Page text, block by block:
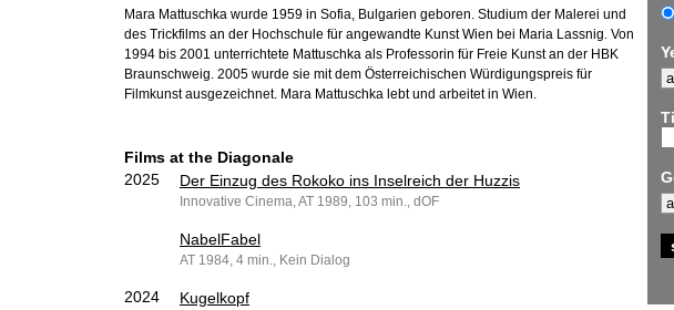
Mara Mattuschka wurde 1959 in Sofia, Bulgarien geboren. Studium der Malerei und
des Trickfilms an der Hochschule für angewandte Kunst Wien bei Maria Lassnig. Von
1994 bis 2001 unterrichtete Mattuschka als Professorin für Freie Kunst an der HBK
Braunschweig. 2005 wurde sie mit dem Österreichischen Würdigungspreis für
Filmkunst ausgezeichnet. Mara Mattuschka lebt und arbeitet in Wien.
Films at the Diagonale
2025
Der Einzug des Rokoko ins Inselreich der Huzzis
Innovative Cinema, AT 1989, 103 min., dOF
NabelFabel
AT 1984, 4 min., Kein Dialog
2024 Kugelkopf